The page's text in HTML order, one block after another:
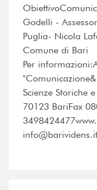
Godelli -
Puglia- Nicola
Comune di Bari
Per
Scienze Storiche
70123 BariFax
info@barividens.it